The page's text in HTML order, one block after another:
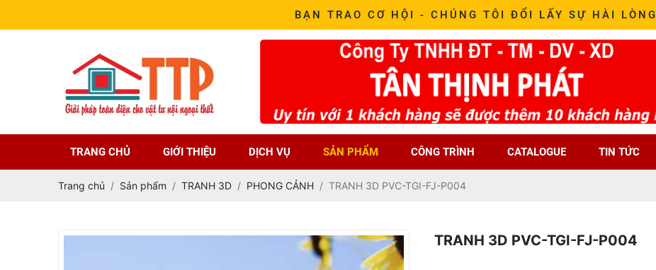
BẠN TRAO CƠ HỘI - CHÚNG TÔI ĐỔI LẤY SỰ HÀI LÒNG
TRANG CHỦ GIỚI THIỆU DỊCH VỤ SẢN PHẨM CÔNG TRÌNH CATALOGUE TIN TỨC
Trang chủ Sản phẩm TRANH 3D PHONG CẢNH TRANH 3D PVC-TGI-FJ-P004
TRANH 3D PVC-TGI-FJ-P004